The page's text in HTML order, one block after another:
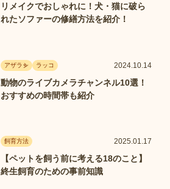
リメイクでおしゃれに！犬・猫に破ら
れたソファーの修繕方法を紹介！
アザラシ ラッコ 2024.10.14
動物のライブカメラチャンネル10選！
おすすめの時間帯も紹介
飼育方法 2025.01.17
【ペットを飼う前に考える18のこと】
終生飼育のための事前知識